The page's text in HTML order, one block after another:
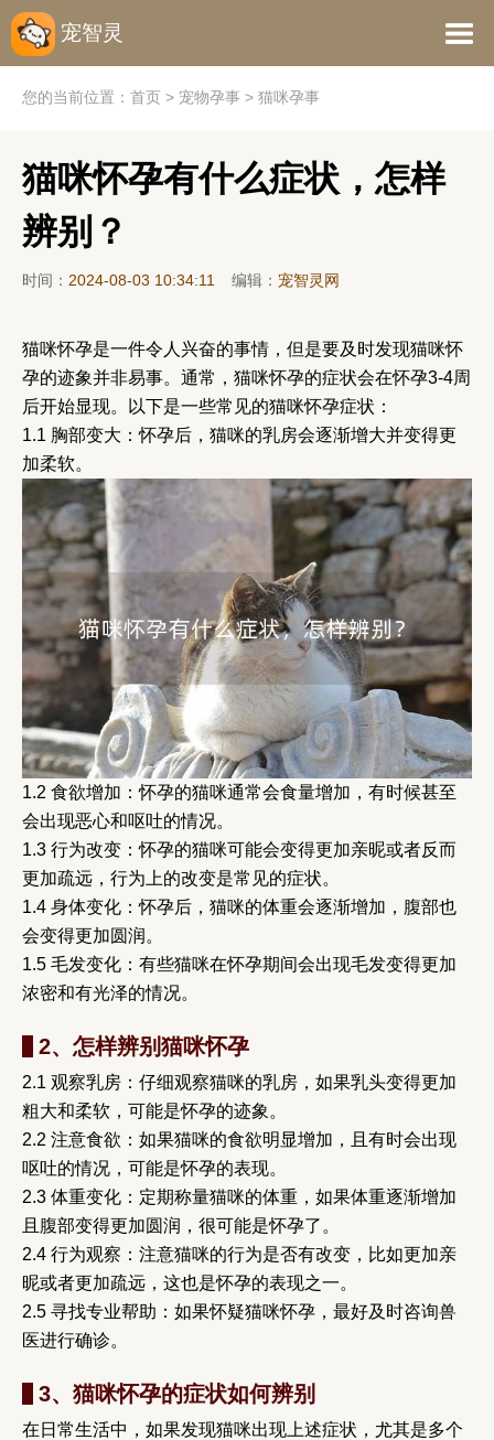
宠智灵
您的当前位置： 首页 > 宠物孕事 > 猫咪孕事
猫咪怀孕有什么症状，怎样
辨别？
时间： 2024-08-03 10:34:11 编辑： 宠智灵网
猫咪怀孕是一件令人兴奋的事情，但是要及时发现猫咪怀
孕的迹象并非易事。通常，猫咪怀孕的症状会在怀孕3-4周
后开始显现。以下是一些常见的猫咪怀孕症状：
1.1 胸部变大：怀孕后，猫咪的乳房会逐渐增大并变得更
加柔软。
1.2 食欲增加：怀孕的猫咪通常会食量增加，有时候甚至
会出现恶心和呕吐的情况。
1.3 行为改变：怀孕的猫咪可能会变得更加亲昵或者反而
更加疏远，行为上的改变是常见的症状。
1.4 身体变化：怀孕后，猫咪的体重会逐渐增加，腹部也
会变得更加圆润。
1.5 毛发变化：有些猫咪在怀孕期间会出现毛发变得更加
浓密和有光泽的情况。
2、怎样辨别猫咪怀孕
2.1 观察乳房：仔细观察猫咪的乳房，如果乳头变得更加
粗大和柔软，可能是怀孕的迹象。
2.2 注意食欲：如果猫咪的食欲明显增加，且有时会出现
呕吐的情况，可能是怀孕的表现。
2.3 体重变化：定期称量猫咪的体重，如果体重逐渐增加
且腹部变得更加圆润，很可能是怀孕了。
2.4 行为观察：注意猫咪的行为是否有改变，比如更加亲
昵或者更加疏远，这也是怀孕的表现之一。
2.5 寻找专业帮助：如果怀疑猫咪怀孕，最好及时咨询兽
医进行确诊。
3、猫咪怀孕的症状如何辨别
在日常生活中，如果发现猫咪出现上述症状，尤其是多个